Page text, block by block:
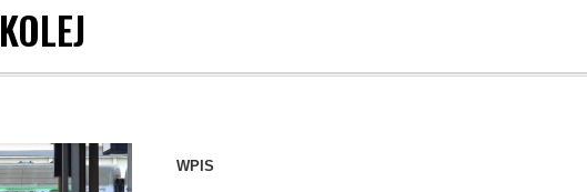
KOLEJ
WPIS